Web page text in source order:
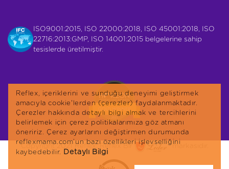
ISO9001:2015, ISO 22000:2018, ISO 45001:2018, ISO
22716:2013:GMP, ISO 14001:2015 belgelerine sahip
tesislerde üretilmiştir.
Copyright 2021 Reflex. Reflex Bir markasıdır.
Reflex, içeriklerini ve sunduğu deneyimi geliştirmek
amacıyla cookie'lerden (çerezler) faydalanmaktadır.
Çerezler hakkında detaylı bilgi almak ve tercihlerini
belirlemek için çerez politikalarımıza göz atmanı
öneririz. Çerez ayarlarını değiştirmen durumunda
reflexmama.com’un bazı özellikleri işlevselliğini
kaybedebilir. Detaylı Bilgi